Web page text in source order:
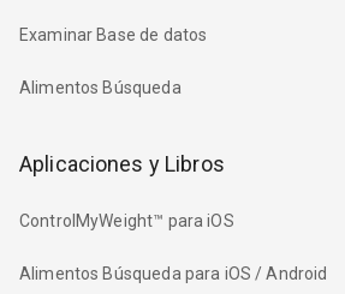
Examinar Base de datos
Alimentos Búsqueda
Aplicaciones y Libros
ControlMyWeight™ para iOS
Alimentos Búsqueda para iOS / Android